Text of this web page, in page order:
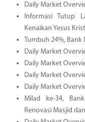
Daily Market
Informasi Tutup
Kenaikan Yesus
Tumbuh 24%, Bank
Daily Market
Daily Market
Daily Market
Daily Market
Milad ke-34,
Renovasi Masjid